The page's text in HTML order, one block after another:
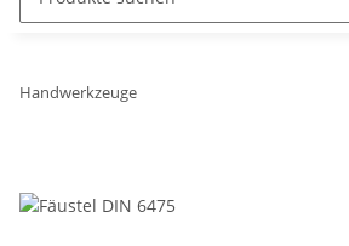
Handwerkzeuge